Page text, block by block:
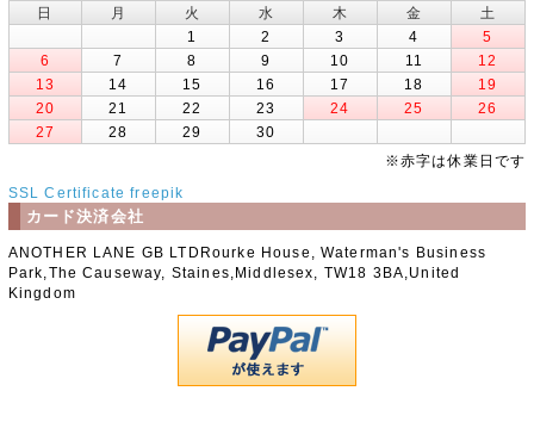
日
月 火 水 木 金
土
1
2 3 4
5
6
7 8 9 10 11
12
13
14 15 16 17 18
19
20
21 22 23 24 25
26
27
28 29
30
※赤字は休業日です
SSL Certificate freepik
カード決済会社
ANOTHER LANE GB LTDRourke House, Waterman's Business
Park,The Causeway, Staines,Middlesex, TW18 3BA,United
Kingdom